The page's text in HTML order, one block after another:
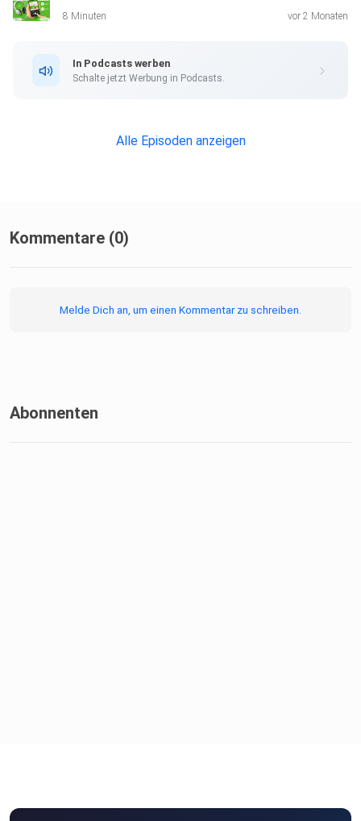
8 Minuten vor 2 Monaten
In Podcasts werben
Schalte jetzt Werbung in Podcasts.
Alle Episoden anzeigen
Kommentare (0)
Melde Dich an, um einen Kommentar zu schreiben.
Abonnenten